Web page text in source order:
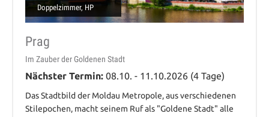
Doppelzimmer, HP
Prag
Im Zauber der Goldenen Stadt
Nächster Termin: 08.10. - 11.10.2026 (4 Tage)
Das Stadtbild der Moldau Metropole, aus verschiedenen
Stilepochen, macht seinem Ruf als "Goldene Stadt" alle